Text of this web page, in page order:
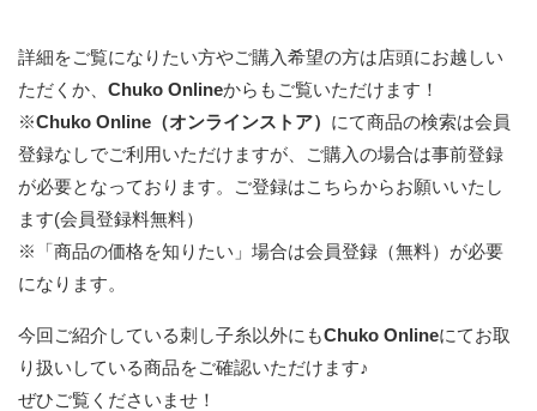
詳細をご覧になりたい方やご購入希望の方は店頭にお越しい
ただくか、 Chuko Onlineからもご覧いただけます！
※Chuko Online（オンラインストア） にて商品の検索は会員
登録なしでご利用いただけますが、ご購入の場合は事前登録
が必要となっております。
ご登録はこちらからお願いいたし
ます(会員登録料無料）
※「商品の価格を知りたい」場合は会員登録（無料）が必要
になります。
今回ご紹介している刺し子糸以外にもChuko Onlineにてお取
り扱いしている商品をご確認いただけます♪
ぜひご覧くださいませ！